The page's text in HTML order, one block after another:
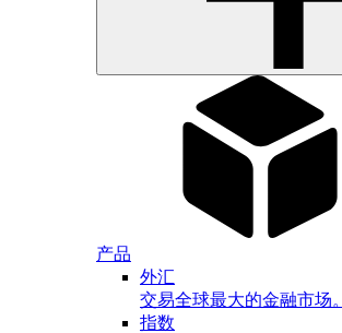
产品
外汇
交易全球最大的金融市场。
指数